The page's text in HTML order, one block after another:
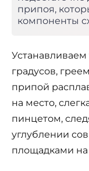
припоя,
компоненты
градусов,
припой
на место,
пинцетом,
углублении
площадками на